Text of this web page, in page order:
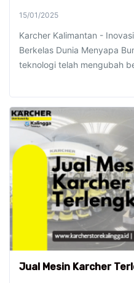
15/01/2025
Karcher Kalimantan -
Berkelas Dunia Menyapa
teknologi telah mengubah
Jual Mesin Karcher